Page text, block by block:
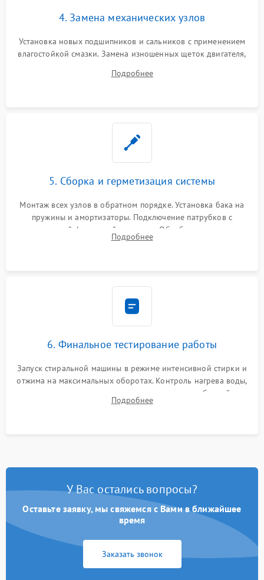
4. Замена механических узлов
Установка новых подшипников и сальников с применением
влагостойкой смазки. Замена изношенных щеток двигателя,
или поврежденной резиновой манжеты.
Подробнее
5. Сборка и герметизация системы
Монтаж всех узлов в обратном порядке. Установка бака на
пружины и амортизаторы. Подключение патрубков с
надежной фиксацией хомутами. Обработка стыков
герметиком для предотвращения возможных протечек воды.
Подробнее
6. Финальное тестирование работы
Запуск стиральной машины в режиме интенсивной стирки и
отжима на максимальных оборотах. Контроль нагрева воды,
корректности слива, отсутствия излишних вибраций,
посторонних стуков и протечек под корпусом.
Подробнее
У Вас остались вопросы?
Оставьте заявку, мы свяжемся с Вами в ближайшее
время
Заказать звонок